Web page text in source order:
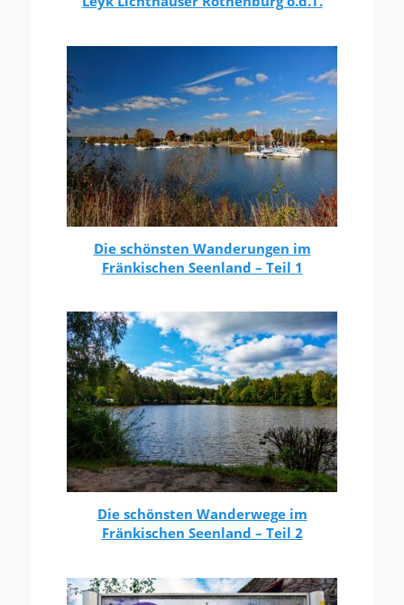
Die schönsten Wanderungen im
Fränkischen Seenland – Teil 1
Die schönsten Wanderwege im
Fränkischen Seenland – Teil 2